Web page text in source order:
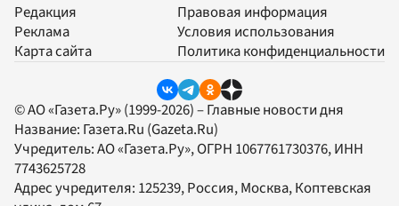
Редакция
Реклама
Карта сайта
Правовая информация
Условия использования
Политика конфиденциальности
© АО «Газета.Ру» (1999-2026) – Главные новости дня
Название: Газета.Ru (Gazeta.Ru)
Учредитель:АО «Газета.Ру», ОГРН 1067761730376, ИНН
7743625728
Адрес учредителя: 125239, Россия, Москва, Коптевская